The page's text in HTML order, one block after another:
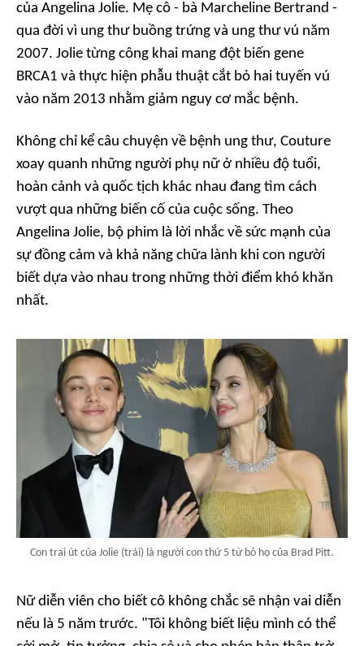
của Angelina Jolie. Mẹ cô - bà Marcheline Bertrand -
qua đời vì ung thư buồng trứng và ung thư vú năm
2007. Jolie từng công khai mang đột biến gene
BRCA1 và thực hiện phẫu thuật cắt bỏ hai tuyến vú
vào năm 2013 nhằm giảm nguy cơ mắc bệnh.
Không chỉ kể câu chuyện về bệnh ung thư, Couture
xoay quanh những người phụ nữ ở nhiều độ tuổi,
hoàn cảnh và quốc tịch khác nhau đang tìm cách
vượt qua những biến cố của cuộc sống. Theo
Angelina Jolie, bộ phim là lời nhắc về sức mạnh của
sự đồng cảm và khả năng chữa lành khi con người
biết dựa vào nhau trong những thời điểm khó khăn
nhất.
Con trai út của Jolie (trái) là người con thứ 5 từ bỏ họ của Brad Pitt.
Nữ diễn viên cho biết cô không chắc sẽ nhận vai diễn
nếu là 5 năm trước. "Tôi không biết liệu mình có thể